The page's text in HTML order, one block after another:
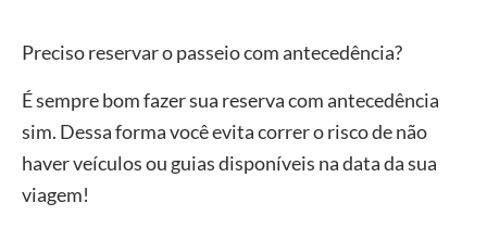
Preciso reservar o passeio com antecedência?
É sempre bom fazer sua reserva com antecedência
sim. Dessa forma você evita correr o risco de não
haver veículos ou guias disponíveis na data da sua
viagem!